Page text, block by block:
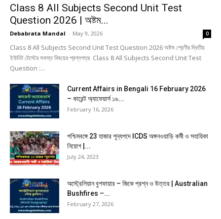
Class 8 All Subjects Second Unit Test
Question 2026 | অষ্টম...
Debabrata Mandal - May 9, 2026 0
Class 8 All Subjects Second Unit Test Question 2026 অষ্টম শ্রেণীর দ্বিতীয়
ইউনিট টেস্টের সমস্ত বিষয়ের প্রশ্নপত্র Class 8 All Subjects Second Unit Test
Question :...
Current Affairs in Bengali 16 February 2026
– কারেন্ট অ্যাফেয়ার্স ১৬...
February 16, 2026
পশ্চিমবঙ্গে 23 হাজার শূন্যপদে ICDS অঙ্গনওয়াড়ি কর্মী ও সহায়িকা
নিয়োগ |...
July 24, 2023
অস্ট্রেলিয়ান বুশফায়ার – জিকে প্রশ্ন ও উত্তর | Australian
Bushfires –...
February 27, 2026